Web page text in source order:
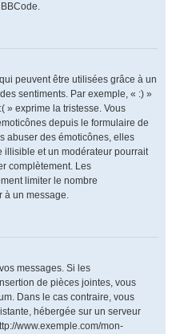
peuvent être utilisées grâce à un
sentiments. Par exemple, « :) »
» exprime la tristesse. Vous
depuis le formulaire de
abuser des émoticônes, elles
illisible et un modérateur pourrait
complètement. Les
limiter le nombre
à un message.
messages. Si les
de pièces jointes, vous
Dans le cas contraire, vous
hébergée sur un serveur
www.exemple.com/mon-